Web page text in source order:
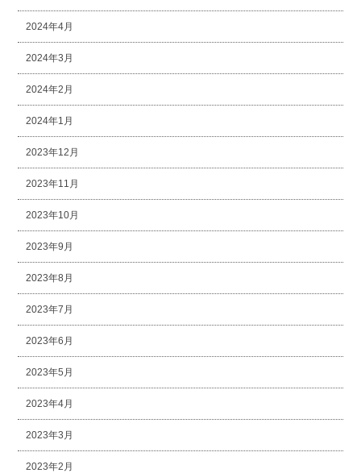
2024年4月
2024年3月
2024年2月
2024年1月
2023年12月
2023年11月
2023年10月
2023年9月
2023年8月
2023年7月
2023年6月
2023年5月
2023年4月
2023年3月
2023年2月